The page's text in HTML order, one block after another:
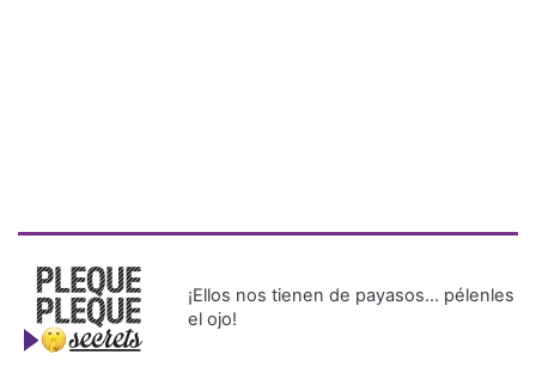
¡Ellos nos tienen de payasos… pélenles
el ojo!